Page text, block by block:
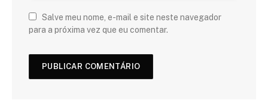
Salve meu nome, e-mail e site neste navegador
para a próxima vez que eu comentar.